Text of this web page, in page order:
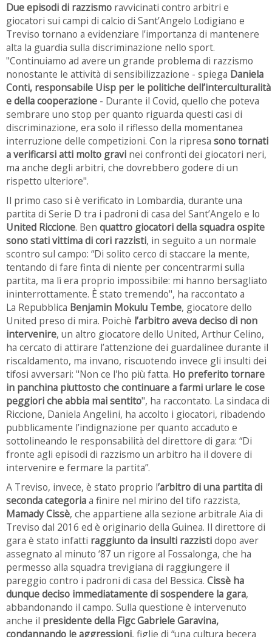
Due episodi di razzismo ravvicinati contro arbitri e
giocatori sui campi di calcio di Sant’Angelo Lodigiano e
Treviso tornano a evidenziare l’importanza di mantenere
alta la guardia sulla discriminazione nello sport.
"Continuiamo ad avere un grande problema di razzismo
nonostante le attività di sensibilizzazione - spiega Daniela
Conti, responsabile Uisp per le politiche dell’interculturalità
e della cooperazione - Durante il Covid, quello che poteva
sembrare uno stop per quanto riguarda questi casi di
discriminazione, era solo il riflesso della momentanea
interruzione delle competizioni. Con la ripresa sono tornati
a verificarsi atti molto gravi nei confronti dei giocatori neri,
ma anche degli arbitri, che dovrebbero godere di un
rispetto ulteriore".
Il primo caso si è verificato in Lombardia, durante una
partita di Serie D tra i padroni di casa del Sant’Angelo e lo
United Riccione. Ben quattro giocatori della squadra ospite
sono stati vittima di cori razzisti, in seguito a un normale
scontro sul campo: “Di solito cerco di staccare la mente,
tentando di fare finta di niente per concentrarmi sulla
partita, ma lì era proprio impossibile: mi hanno bersagliato
ininterrottamente. È stato tremendo", ha raccontato a
La Repubblica Benjamin Mokulu Tembe, giocatore dello
United preso di mira. Poichè l’arbitro aveva deciso di non
intervenire, un altro giocatore dello United, Arthur Celino,
ha cercato di attirare l’attenzione dei guardalinee durante il
riscaldamento, ma invano, riscuotendo invece gli insulti dei
tifosi avversari: "Non ce l'ho più fatta. Ho preferito tornare
in panchina piuttosto che continuare a farmi urlare le cose
peggiori che abbia mai sentito", ha raccontato. La sindaca di
Riccione, Daniela Angelini, ha accolto i giocatori, ribadendo
pubblicamente l’indignazione per quanto accaduto e
sottolineando le responsabilità del direttore di gara: “Di
fronte agli episodi di razzismo un arbitro ha il dovere di
intervenire e fermare la partita”.
A Treviso, invece, è stato proprio l’arbitro di una partita di
seconda categoriaa finire nel mirino del tifo razzista,
Mamady Cissè, che appartiene alla sezione arbitrale Aia di
Treviso dal 2016 ed è originario della Guinea. Il direttore di
gara è stato infatti raggiunto da insulti razzistidopo aver
assegnato al minuto ‘87 un rigore al Fossalonga, che ha
permesso alla squadra trevigiana di raggiungere il
pareggio contro i padroni di casa del Bessica. Cissè ha
dunque deciso immediatamente di sospendere la gara,
abbandonando il campo. Sulla questione è intervenuto
anche il presidente della Figc Gabriele Garavina,
condannando le aggressioni, figlie di “una cultura becera